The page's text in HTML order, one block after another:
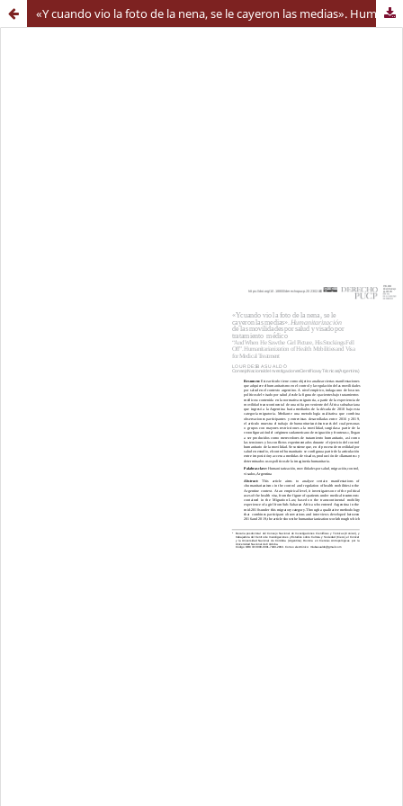
«Y cuando vio la foto de la nena, se le cayeron las medias». Humanitarización de las movilidades por salud y visado por tratamiento médico